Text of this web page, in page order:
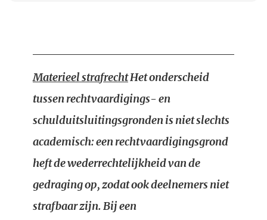
Materieel strafrechtHet onderscheid
tussen rechtvaardigings- en
schulduitsluitingsgronden is niet slechts
academisch: een rechtvaardigingsgrond
heft de wederrechtelijkheid van de
gedraging op, zodat ook deelnemers niet
strafbaar zijn. Bij een